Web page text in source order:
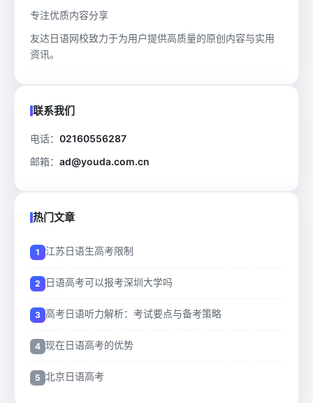
专注优质内容分享
友达日语网校致力于为用户提供高质量的原创内容与实用
资讯。
联系我们
电话： 02160556287
邮箱： ad@youda.com.cn
热门文章
江苏日语生高考限制
日语高考可以报考深圳大学吗
高考日语听力解析：考试要点与备考策略
现在日语高考的优势
北京日语高考